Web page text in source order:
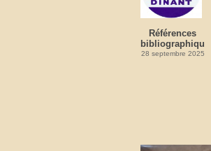
Références
bibliographiques
28 septembre 2025